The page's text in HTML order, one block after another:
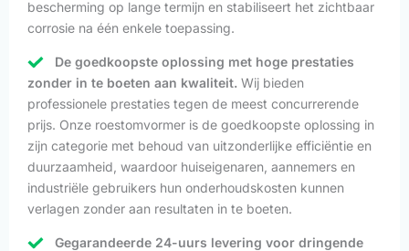
bescherming op lange termijn en stabiliseert het zichtbaar
corrosie na één enkele toepassing.
De goedkoopste oplossing met hoge prestaties
zonder in te boeten aan kwaliteit. Wij bieden
professionele prestaties tegen de meest concurrerende
prijs. Onze roestomvormer is de goedkoopste oplossing in
zijn categorie met behoud van uitzonderlijke efficiëntie en
duurzaamheid, waardoor huiseigenaren, aannemers en
industriële gebruikers hun onderhoudskosten kunnen
verlagen zonder aan resultaten in te boeten.
Gegarandeerde 24-uurs levering voor dringende